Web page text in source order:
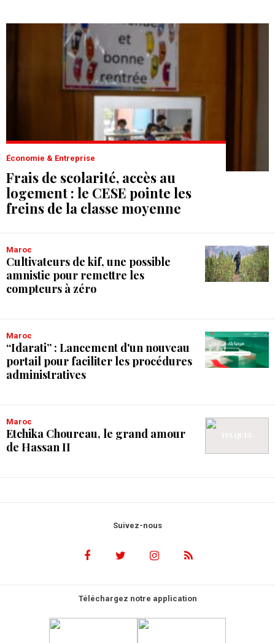
Économie & Entreprise
Frais de scolarité, accès au
logement : le CESE pointe les
freins de la classe moyenne
Maroc
Cultivateurs de kif, une possible
amnistie pour remettre les
compteurs à zéro
Maroc
“Idarati” : Lancement d'un nouveau
portail pour faciliter les procédures
administratives
Maroc
Etchika Choureau, le grand amour
de Hassan II
Suivez-nous
Téléchargez notre application